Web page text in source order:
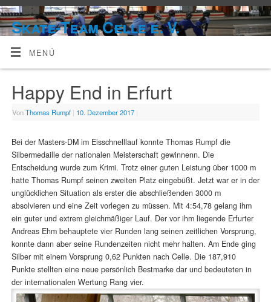
Skate-Team Celle e. V.
MENÜ
Happy End in Erfurt
VonThomas Rumpf | 10. Dezember 2017 |
Bei der Masters-DM im Eisschnelllauf konnte Thomas Rumpf die
Silbermedaille der nationalen Meisterschaft gewinnenn. Die
Entscheidung wurde zum Krimi. Trotz einer guten Leistung über 1000 m
hatte Thomas Rumpf seinen zweiten Platz eingebüßt. Jetzt war er in der
unglücklichen Situation als erster die abschließenden 3000 m
absolvieren und eine Zeit vorlegen zu müssen. Mit 4:54,78 gelang ihm
ein guter und extrem gleichmäßiger Lauf. Der vor ihm liegende Erfurter
Andreas Ehm behauptete vier Runden lang seinen zeitlichen Vorsprung,
konnte dann aber seine Rundenzeiten nicht mehr halten. Am Ende ging
Silber mit einem Vorsprung 0,62 Punkten nach Celle. Die 187,910
Punkte stellten eine neue persönlich Bestmarke dar und bedeuteten in
der internationalen Wertung Rang vier.